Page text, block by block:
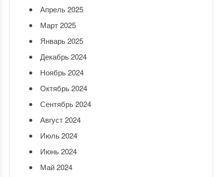
Апрель 2025
Март 2025
Январь 2025
Декабрь 2024
Ноябрь 2024
Октябрь 2024
Сентябрь 2024
Август 2024
Июль 2024
Июнь 2024
Май 2024